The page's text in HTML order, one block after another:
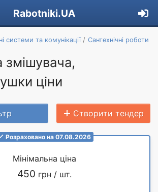
Rabotniki.UA
системи та комунікації Сантехнічні роботи
змішувача,
ціни
Створити тендер
Розраховано на 07.08.2026
Мінімальна ціна
450 грн / шт.